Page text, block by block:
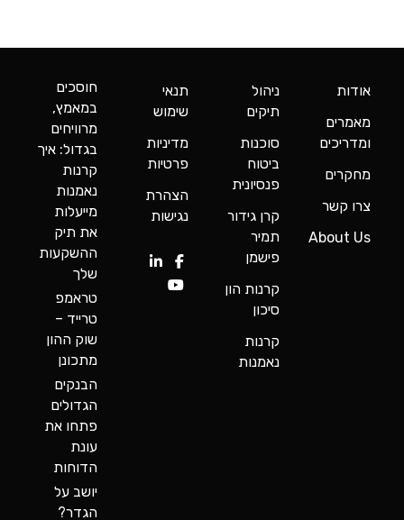
אודות
מאמרים
ומדריכים
מחקרים
צרו קשר
About Us
ניהול
תיקים
סוכנות
ביטוח
פנסיונית
קרן גידור
תמיר
פישמן
קרנות הון
סיכון
קרנות
נאמנות
תנאי
שימוש
מדיניות
פרטיות
הצהרת
נגישות
חוסכים
במאמץ,
מרוויחים
בגדול: איך
קרנות
נאמנות
מייעלות
את תיק
ההשקעות
שלך
טראמפ
טרייד –
שוק ההון
מתכונן
הבנקים
הגדולים
פתחו את
עונת
הדוחות
יושב על
הגדר?